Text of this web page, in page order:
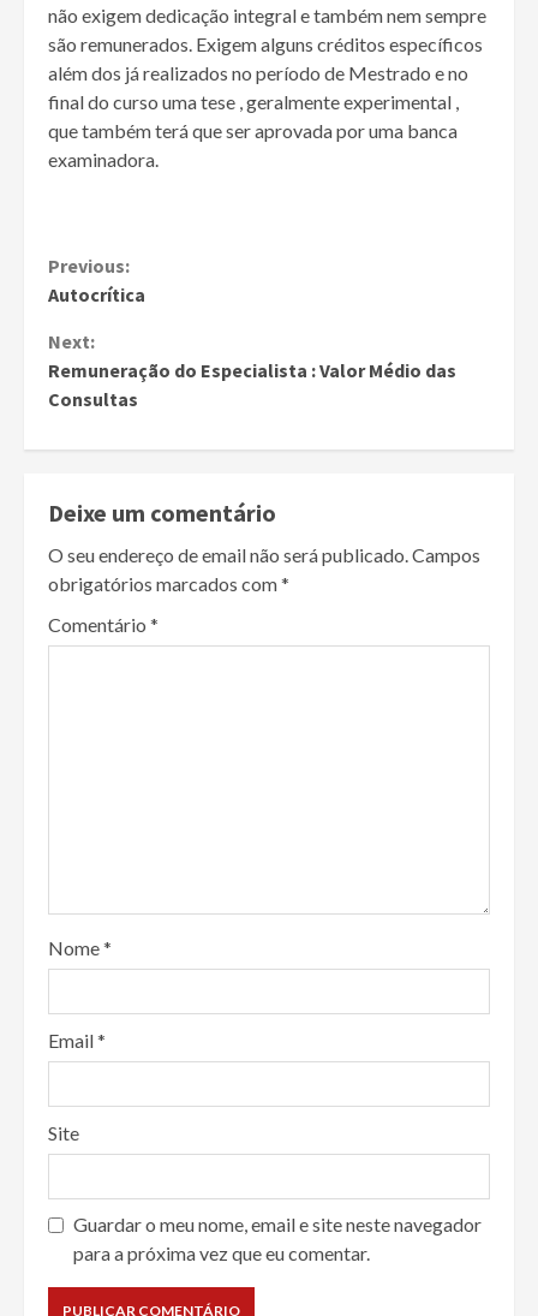
não exigem dedicação integral e também nem sempre
são remunerados. Exigem alguns créditos específicos
além dos já realizados no período de Mestrado e no
final do curso uma tese , geralmente experimental ,
que também terá que ser aprovada por uma banca
examinadora.
Continue
Previous:
Autocrítica
Next:
Remuneração do Especialista : Valor Médio das
Consultas
Deixe um comentário
O seu endereço de email não será publicado.Campos
obrigatórios marcados com*
Comentário *
Nome*
Email*
Site
Guardar o meu nome, email e site neste navegador
para a próxima vez que eu comentar.